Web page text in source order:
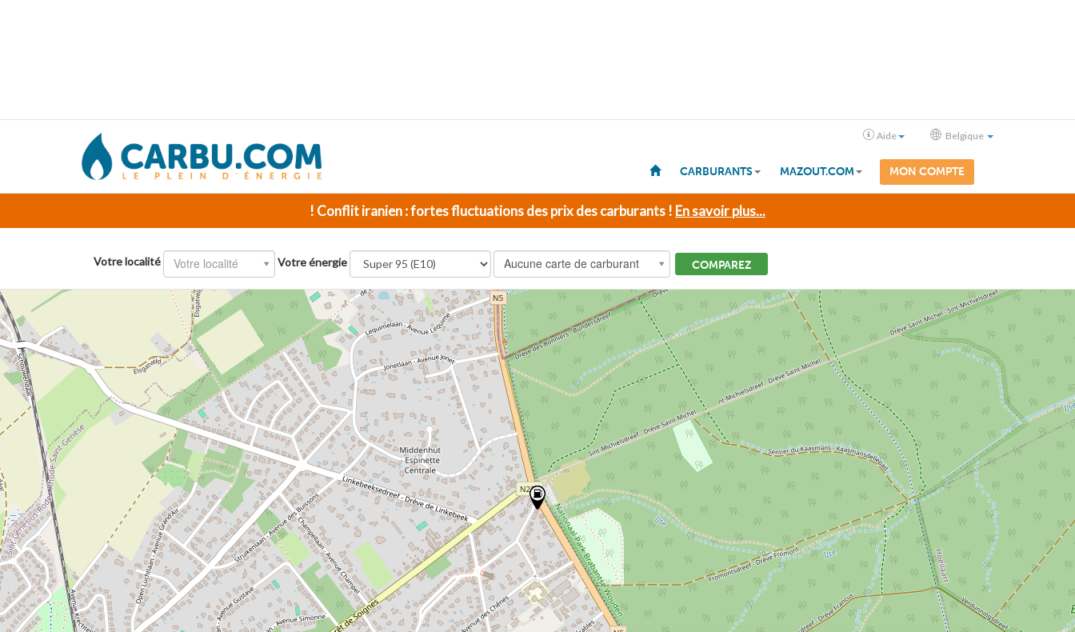
Aide Belgique
CARBURANTS MAZOUT.COM MON COMPTE
! Conflit iranien : fortes fluctuations des prix des carburants ! En savoir plus...
Votre localité Votre localité Votre énergie Aucune carte de carburant COMPAREZ